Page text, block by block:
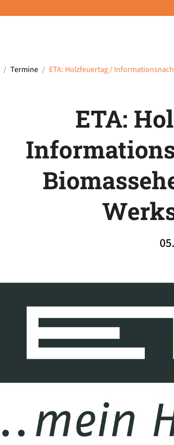
Termine ETA: Holzfeuertag /
ETA: